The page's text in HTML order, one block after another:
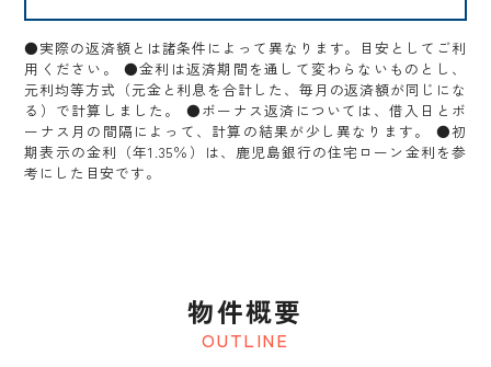
●実際の返済額とは諸条件によって異なります。目安としてご利
用ください。 ●金利は返済期間を通して変わらないものとし、
元利均等方式（元金と利息を合計した、毎月の返済額が同じにな
る）で計算しました。 ●ボーナス返済については、借入日とボ
ーナス月の間隔によって、計算の結果が少し異なります。 ●初
期表示の金利（年1.35％）は、鹿児島銀行の住宅ローン金利を参
考にした目安です。
OUTLINE
物件概要